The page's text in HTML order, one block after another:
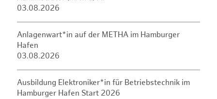
03.08.2026
Anlagenwart*in auf der METHA im Hamburger
Hafen
03.08.2026
Ausbildung Elektroniker*in für Betriebstechnik im
Hamburger Hafen Start 2026